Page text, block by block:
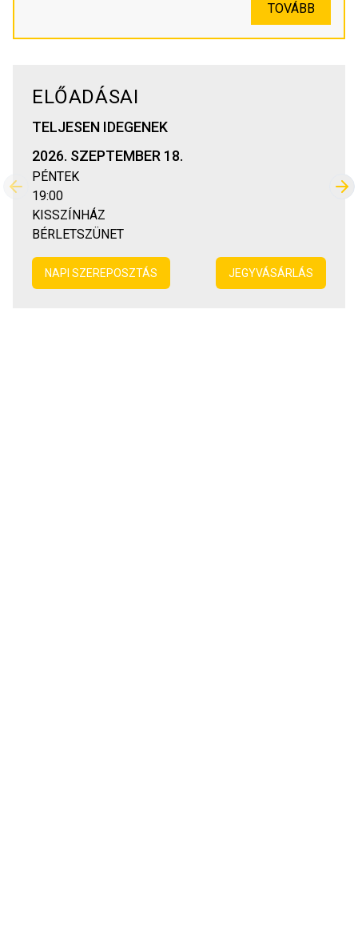
TOVÁBB
ELŐADÁSAI
TELJESEN IDEGENEK
2026. SZEPTEMBER 18.
PÉNTEK
19:00
KISSZÍNHÁZ
BÉRLETSZÜNET
NAPI SZEREPOSZTÁS JEGYVÁSÁRLÁS
Előző